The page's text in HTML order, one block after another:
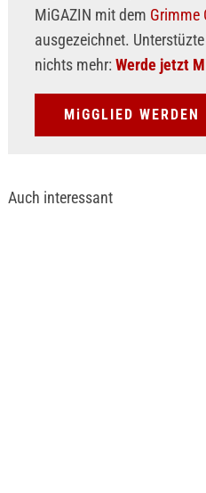
MiGAZIN mit dem Grimme
ausgezeichnet.
nichts mehr: Werde jetzt
MiGGLIED WERDEN
Auch interessant